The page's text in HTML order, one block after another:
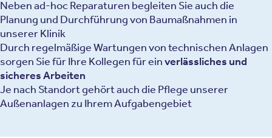
Neben ad-hoc Reparaturen begleiten Sie auch die
Planung und Durchführung von Baumaßnahmen in
unserer Klinik
Durch regelmäßige Wartungen von technischen Anlagen
sorgen Sie für Ihre Kollegen für einverlässliches und
sicheres Arbeiten
Je nach Standort gehört auch die Pflege unserer
Außenanlagen zu Ihrem Aufgabengebiet